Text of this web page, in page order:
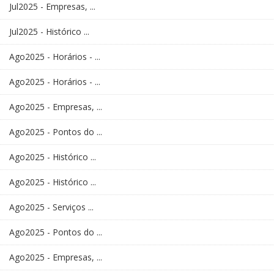
Jul2025 - Empresas, ...
Jul2025 - Histórico ...
Ago2025 - Horários - ...
Ago2025 - Horários - ...
Ago2025 - Empresas, ...
Ago2025 - Pontos do ...
Ago2025 - Histórico ...
Ago2025 - Histórico ...
Ago2025 - Serviços ...
Ago2025 - Pontos do ...
Ago2025 - Empresas, ...